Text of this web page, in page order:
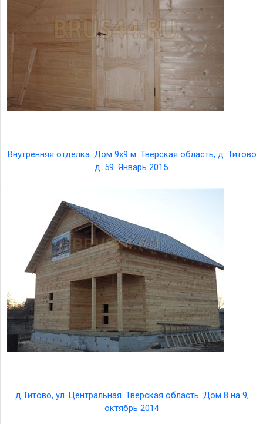
Внутренняя отделка. Дом 9х9 м. Тверская область, д. Титово
д. 59. Январь 2015.
д.Титово, ул. Центральная. Тверская область. Дом 8 на 9,
октябрь 2014